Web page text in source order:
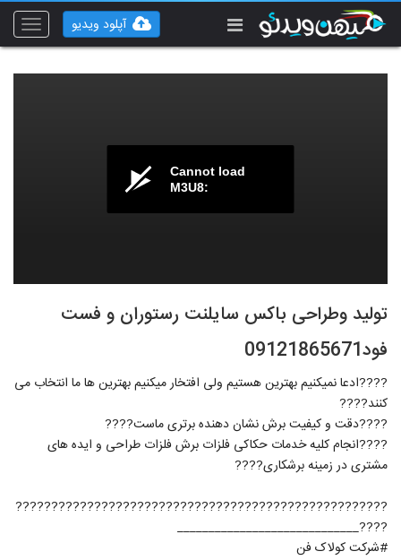
Toggle
آپلود ویدیو
Cannot load
M3U8:
تولید و‌طراحی باکس سایلنت رستوران و فست
فود09121865671
????ادعا نمیکنیم بهترین هستیم ولی افتخار میکنیم بهترین ها ما انتخاب می
کنند????
????دقت و کیفیت برش نشان دهنده برتری ماست????
????انجام کلیه خدمات حکاکی فلزات برش فلزات طراحی و ایده های
مشتری در زمینه برشکاری????
????????????????????????????????????????????????????
????_____________________________
#شرکت کولاک فن